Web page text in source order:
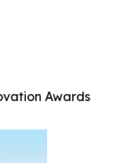
Awards